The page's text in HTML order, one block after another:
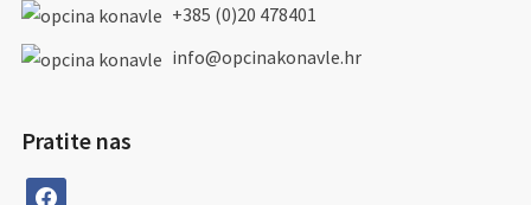
+385 (0)20 478401
info@opcinakonavle.hr
Pratite nas
facebook